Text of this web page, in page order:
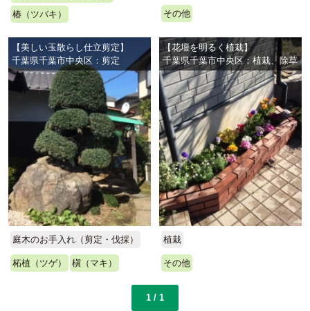
椿（ツバキ）
その他
【美しい玉散らし仕立剪定】
千葉県千葉市中央区：剪定
庭木のお手入れ（剪定・伐採）
柘植（ツゲ） 槇（マキ）
【花壇を明るく植栽】
千葉県千葉市中央区：植栽、除草
植栽
その他
1 / 1